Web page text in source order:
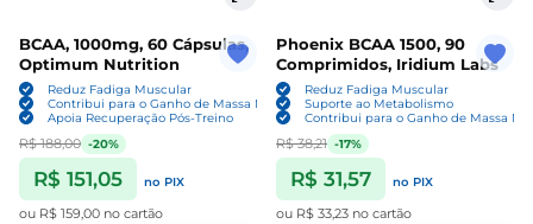
BCAA, 1000mg, 60 Cápsulas,
Optimum Nutrition
Reduz Fadiga Muscular
Contribui para o Ganho de Massa Magra
Apoia Recuperação Pós-Treino
R$ 188,00 -20%
R$ 151,05 no PIX
ou R$ 159,00 no cartão
Phoenix BCAA 1500, 90
Comprimidos, Iridium Labs
Reduz Fadiga Muscular
Suporte ao Metabolismo
Contribui para o Ganho de Massa
R$ 38,21 -17%
R$ 31,57 no PIX
ou R$ 33,23 no cartão